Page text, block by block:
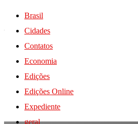
Brasil
Cidades
Contatos
Economia
Edições
Edições Online
Expediente
geral